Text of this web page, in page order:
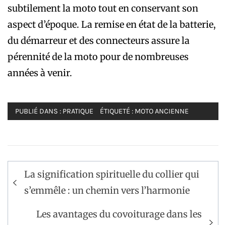
subtilement la moto tout en conservant son
aspect d’époque. La remise en état de la batterie,
du démarreur et des connecteurs assure la
pérennité de la moto pour de nombreuses
années à venir.
PUBLIÉ DANS : PRATIQUE ÉTIQUETÉ : MOTO ANCIENNE
Navigation
de
La signification spirituelle du collier qui
s’emmêle : un chemin vers l’harmonie
Les avantages du covoiturage dans les